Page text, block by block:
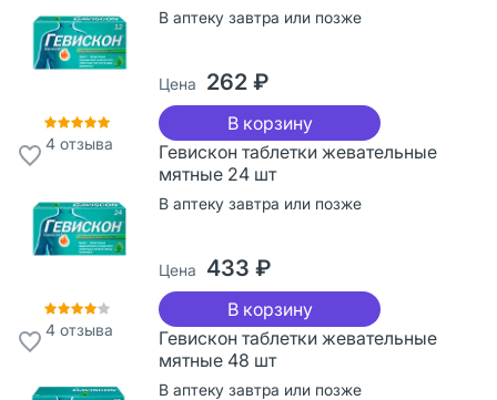
4отзыва
В аптеку завтра или позже
Цена 262 ₽
В корзину
4отзыва
Гевискон таблетки жевательные
мятные 24 шт
В аптеку завтра или позже
Цена 433 ₽
В корзину
Гевискон таблетки жевательные
мятные 48 шт
В аптеку завтра или позже